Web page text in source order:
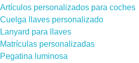
Artículos personalizados para coches
Cuelga llaves personalizado
Lanyard para llaves
Matrículas personalizadas
Pegatina luminosa